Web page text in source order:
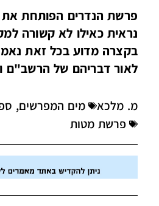
פרשת הנדרים הפותחת
נראית כאילו לא קשורה
בקצרה מדוע בכל זאת
לאור דבריהם של הרשב"ם
מ. מלכא מים המפרשים,
פרשת מטות